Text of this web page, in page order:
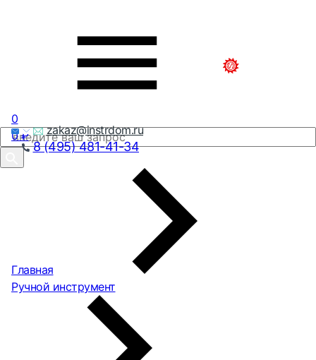
zakaz@instrdom.ru
8 (495) 481-41-34
0
0₽
Главная
Ручной инструмент